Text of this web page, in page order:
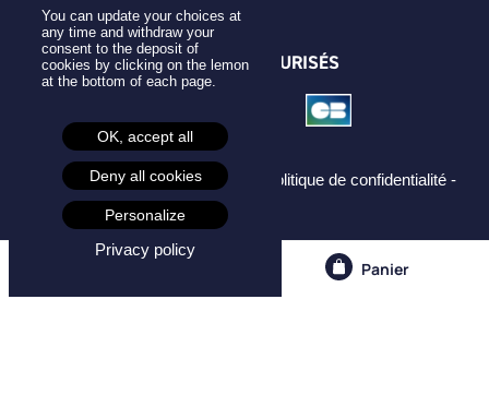
Panier
PAIEMENTS SÉCURISÉS
Mentions légales -CGU - CGV -
Politique de confidentialité -
Cookies -
You can update your choices at
any time and withdraw your
consent to the deposit of
cookies by clicking on the lemon
at the bottom of each page.
OK, accept all
Deny all cookies
Personalize
Privacy policy